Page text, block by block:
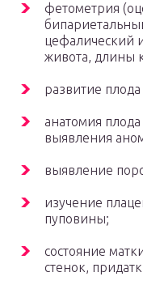
фетометрия
цефалический
живота, длины
развитие плода
анатомия
выявления
выявление
изучение
пуповины;
состояние
стенок,